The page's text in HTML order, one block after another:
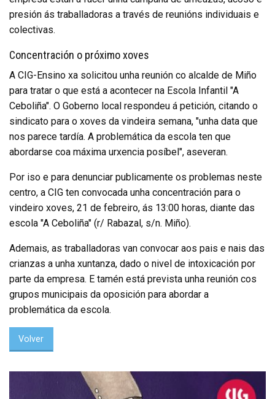
presión ás traballadoras a través de reunións individuais e
colectivas.
Concentración o próximo xoves
A CIG-Ensino xa solicitou unha reunión co alcalde de Miño
para tratar o que está a acontecer na Escola Infantil "A
Ceboliña". O Goberno local respondeu á petición, citando o
sindicato para o xoves da vindeira semana, "unha data que
nos parece tardía. A problemática da escola ten que
abordarse coa máxima urxencia posíbel", aseveran.
Por iso e para denunciar publicamente os problemas neste
centro, a CIG ten convocada unha concentración para o
vindeiro xoves, 21 de febreiro, ás 13:00 horas, diante das
escola "A Ceboliña" (r/ Rabazal, s/n. Miño).
Ademais, as traballadoras van convocar aos pais e nais das
crianzas a unha xuntanza, dado o nivel de intoxicación por
parte da empresa. E tamén está prevista unha reunión cos
grupos municipais da oposición para abordar a
problemática da escola.
Volver